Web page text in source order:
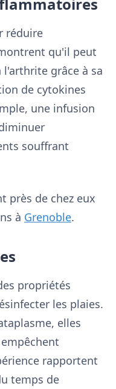
réduire
qu'il peut
grâce à sa
de cytokines
une infusion
souffrant
près de chez eux
à Grenoble.
propriétés
les plaies.
elles
rapportent
temps de